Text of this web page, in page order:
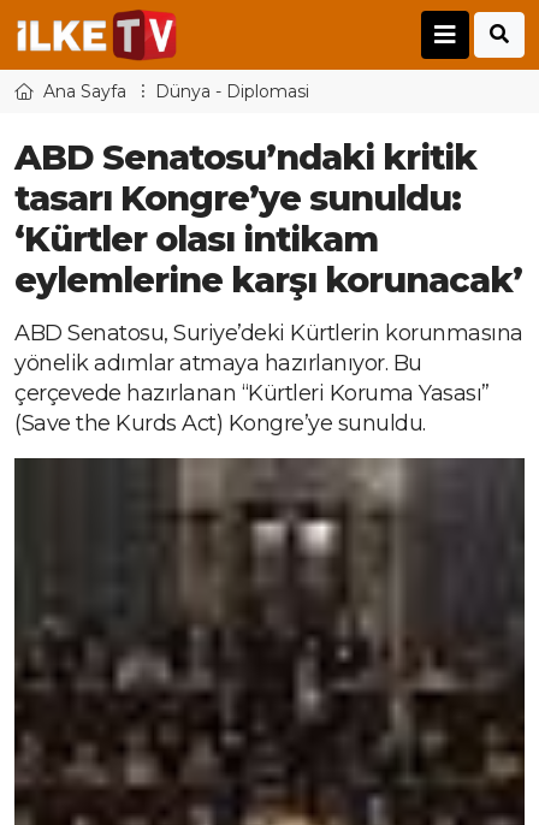
Ana Sayfa Dünya - Diplomasi
ABD Senatosu’ndaki kritik
tasarı Kongre’ye sunuldu:
‘Kürtler olası intikam
eylemlerine karşı korunacak’
ABD Senatosu, Suriye’deki Kürtlerin korunmasına
yönelik adımlar atmaya hazırlanıyor. Bu
çerçevede hazırlanan “Kürtleri Koruma Yasası”
(Save the Kurds Act) Kongre’ye sunuldu.